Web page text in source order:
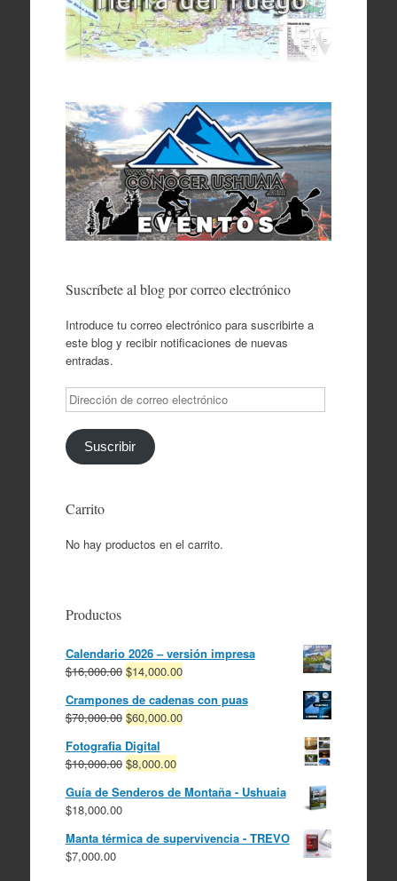
Suscríbete al blog por correo electrónico
Introduce tu correo electrónico para suscribirte a
este blog y recibir notificaciones de nuevas
entradas.
Dirección
de
correo
electrónico
Suscribir
Carrito
No hay productos en el carrito.
Productos
Calendario 2026 – versión impresa
$16,000.00 El
original
era:
$16,000.00.
$14,000.00El
actual
es:
Crampones de cadenas con puas
$70,000.00 El
original
era:
$70,000.00.
$60,000.00El
$60,000.00.
Fotografia Digital
$10,000.00 El
original
$10,000.00.
$8,000.00El
actual
$8,000.00.
Guía de Senderos de Montaña - Ushuaia
$18,000.00
Manta térmica de supervivencia - TREVO
$7,000.00